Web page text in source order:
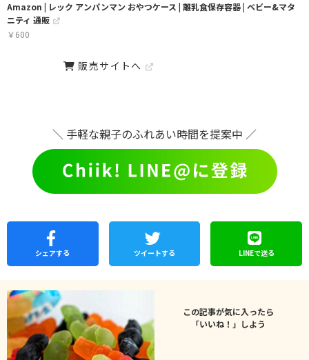
Amazon | レック アンパンマン おやつケース | 離乳食保存容器 | ベビー&マタ
ニティ 通販
￥600
販売サイトへ
＼ 手軽な親子のふれあい時間を提案中 ／
シェアする ツイートする LINEで送る
この記事が気に入ったら
「いいね！」しよう